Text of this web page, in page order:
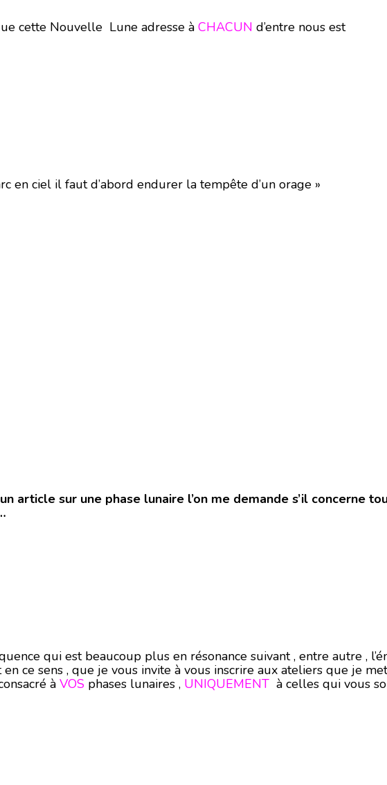
cette Nouvelle Lune adresse à CHACUN d’entre nous est
en ciel il faut d’abord endurer la tempête d’un orage »
article sur une phase lunaire l’on me demande s’il concerne
qui est beaucoup plus en résonance suivant , entre autre ,
en ce sens , que je vous invite à vous inscrire aux ateliers que je
à VOS phases lunaires , UNIQUEMENT à celles qui vous